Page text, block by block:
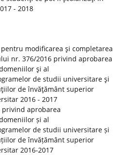
- 2018
modificarea şi completarea
nr. 376/2016 privind aprobarea
şi al
de studii universitare şi
de învăţământ superior
2016 - 2017
privind aprobarea
și al
de studii universitare și
de învățământ superior
2016-2017